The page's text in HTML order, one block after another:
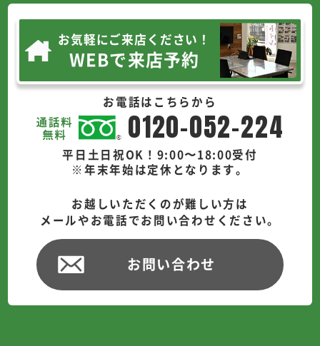
お気軽にご来店ください！
WEBで来店予約
お電話はこちらから
0120-052-224
平日土日祝OK！9:00〜18:00受付
※年末年始は定休となります。
お越しいただくのが難しい方は
メールやお電話でお問い合わせください。
お問い合わせ